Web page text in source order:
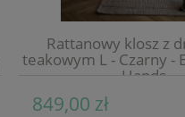
Rattanowy klosz z
teakowym L - Czarny -
Hands
849,00 zł